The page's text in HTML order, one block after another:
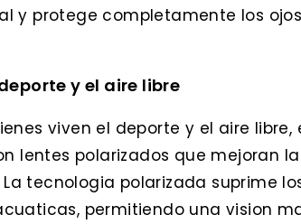
y protege completamente los
y el aire libre
viven el deporte y el aire libre,
lentes polarizados que mejoran
tecnologia polarizada suprime
permitiendo una vision